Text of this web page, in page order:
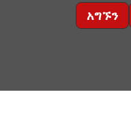
አግኙን